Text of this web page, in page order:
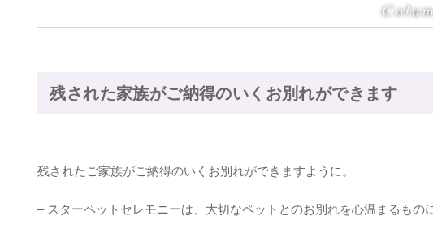
残された家族がご納得のいくお別れができます
残されたご家族がご納得のいくお別れができますように。
– スターペットセレモニーは、大切なペットとのお別れを心温まるもの